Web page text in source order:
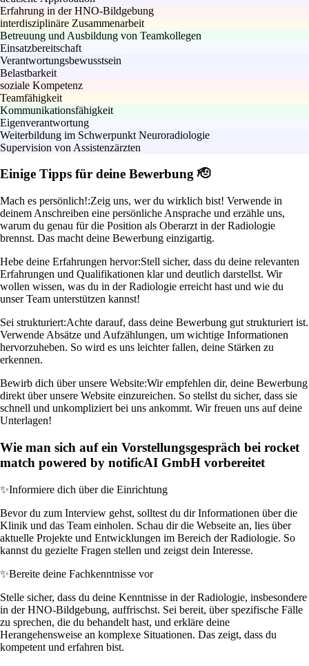
Erfahrung in der HNO-Bildgebung
interdisziplinäre Zusammenarbeit
Betreuung und Ausbildung von Teamkollegen
Einsatzbereitschaft
Verantwortungsbewusstsein
Belastbarkeit
soziale Kompetenz
Teamfähigkeit
Kommunikationsfähigkeit
Eigenverantwortung
Weiterbildung im Schwerpunkt Neuroradiologie
Supervision von Assistenzärzten
Einige Tipps für deine Bewerbung 🫡
Mach es persönlich!:Zeig uns, wer du wirklich bist! Verwende in
deinem Anschreiben eine persönliche Ansprache und erzähle uns,
warum du genau für die Position als Oberarzt in der Radiologie
brennst. Das macht deine Bewerbung einzigartig.
Hebe deine Erfahrungen hervor:Stell sicher, dass du deine relevanten
Erfahrungen und Qualifikationen klar und deutlich darstellst. Wir
wollen wissen, was du in der Radiologie erreicht hast und wie du
unser Team unterstützen kannst!
Sei strukturiert:Achte darauf, dass deine Bewerbung gut strukturiert ist.
Verwende Absätze und Aufzählungen, um wichtige Informationen
hervorzuheben. So wird es uns leichter fallen, deine Stärken zu
erkennen.
Bewirb dich über unsere Website:Wir empfehlen dir, deine Bewerbung
direkt über unsere Website einzureichen. So stellst du sicher, dass sie
schnell und unkompliziert bei uns ankommt. Wir freuen uns auf deine
Unterlagen!
Wie man sich auf ein Vorstellungsgespräch bei rocket
match powered by notificAI GmbH vorbereitet
✨Informiere dich über die Einrichtung
Bevor du zum Interview gehst, solltest du dir Informationen über die
Klinik und das Team einholen. Schau dir die Webseite an, lies über
aktuelle Projekte und Entwicklungen im Bereich der Radiologie. So
kannst du gezielte Fragen stellen und zeigst dein Interesse.
✨Bereite deine Fachkenntnisse vor
Stelle sicher, dass du deine Kenntnisse in der Radiologie, insbesondere
in der HNO-Bildgebung, auffrischst. Sei bereit, über spezifische Fälle
zu sprechen, die du behandelt hast, und erkläre deine
Herangehensweise an komplexe Situationen. Das zeigt, dass du
kompetent und erfahren bist.